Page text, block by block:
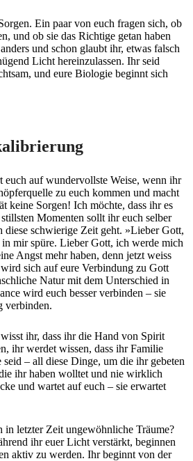
Ein paar von euch fragen sich, ob
und ob sie das Richtige getan haben
und schon glaubt ihr, etwas falsch
Licht hereinzulassen. Ihr seid
und eure Biologie beginnt sich
auf wundervollste Weise, wenn ihr
zu euch kommen und macht
keine Sorgen! Ich möchte, dass ihr es
Momenten sollt ihr euch selber
diese schwierige Zeit geht. »Lieber Gott,
mir spüre. Lieber Gott, ich werde mich
Angst mehr haben, denn jetzt weiss
sich auf eure Verbindung zu Gott
Natur mit dem Unterschied in
wird euch besser verbinden – sie
verbinden.
ihr, dass ihr die Hand von Spirit
ihr werdet wissen, dass ihr Familie
– all diese Dinge, um die ihr gebeten
ihr haben wolltet und nie wirklich
und wartet auf euch – sie erwartet
in letzter Zeit ungewöhnliche Träume?
ihr euer Licht verstärkt, beginnen
aktiv zu werden. Ihr beginnt von der